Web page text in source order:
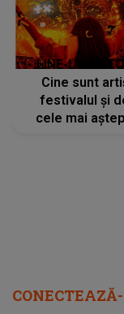
LINE-UP
Cine sunt
festivalul și
cele mai